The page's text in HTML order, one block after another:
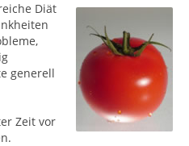
Diät
generell
Zeit vor